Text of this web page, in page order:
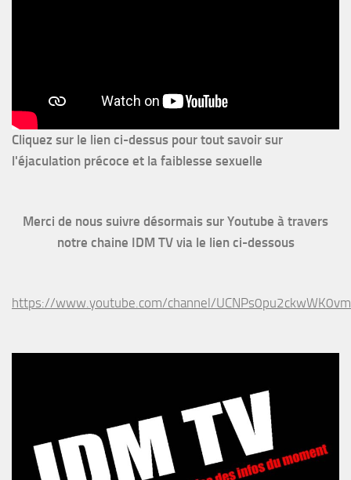
Cliquez sur le lien ci-dessus pour tout savoir sur
l'éjaculation précoce et la faiblesse sexuelle
Merci de nous suivre désormais sur Youtube à travers
notre chaine IDM TV via le lien ci-dessous
https://www.youtube.com/channel/